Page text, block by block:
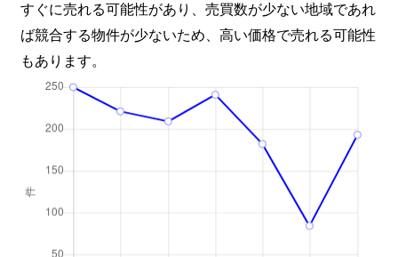
すぐに売れる可能性があり、売買数が少ない地域であれ
ば競合する物件が少ないため、高い価格で売れる可能性
もあります。